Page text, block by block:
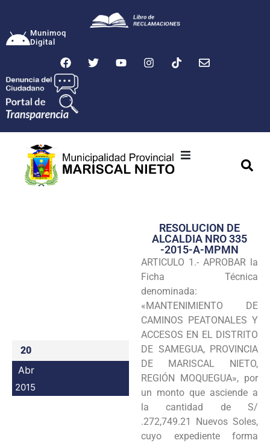
Munimoq
Digital
Transparencia
Seguridad
Programas
Intranet
20
Abr
2015
RESOLUCION DE
ALCALDIA NRO 335
-2015-A-MPMN
ARTICULO 1.- APROBAR la
Ficha Técnica
denominada:
«MANTENIMIENTO DE
CAMINOS PEATONALES Y
ACCESOS EN EL DISTRITO
DE SAMEGUA, PROVINCIA
DE MARISCAL NIETO,
REGIÓN MOQUEGUA», por
un monto que asciende a
la cantidad de S/
.272,749.21 Nuevos Soles,
cuyo expediente forma